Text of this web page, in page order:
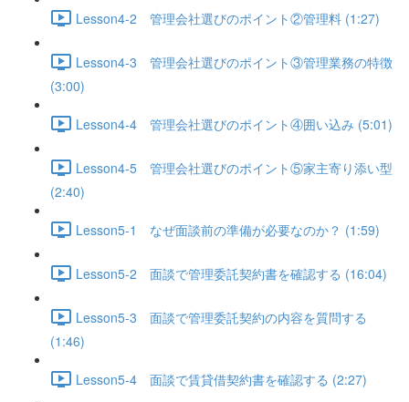
Lesson4-2 管理会社選びのポイント②管理料 (1:27)
Lesson4-3 管理会社選びのポイント③管理業務の特徴
(3:00)
Lesson4-4 管理会社選びのポイント④囲い込み (5:01)
Lesson4-5 管理会社選びのポイント⑤家主寄り添い型
(2:40)
Lesson5-1 なぜ面談前の準備が必要なのか？ (1:59)
Lesson5-2 面談で管理委託契約書を確認する (16:04)
Lesson5-3 面談で管理委託契約の内容を質問する
(1:46)
Lesson5-4 面談で賃貸借契約書を確認する (2:27)